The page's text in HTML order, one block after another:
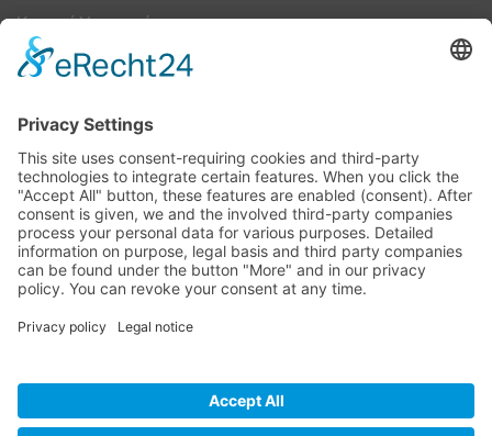
Κουμπί Υπαναχώρησης
Camper Οδηγός Μεγεθών
ΤΕΧΝΟΛΟΓΙΑ
Τεχνολογία
On
Delivery
TransferCard
Visa
Electron